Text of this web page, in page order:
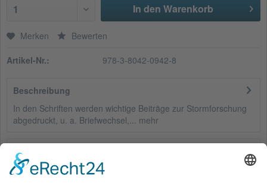
1 In den Warenkorb
Merken Bewerten
Artikel-Nr.: 978-3-8042-0942-8
Beschreibung
In den Schriften werden wichtige Beiträge zur Stormforschung
abgedruckt, u. a. Briefwechsel,... mehr
Bewertungen
Bewertungen lesen, schreiben und diskutieren...